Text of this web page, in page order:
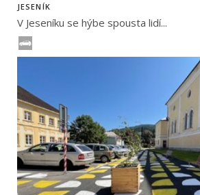
JESENÍK
V Jeseníku se hýbe spousta lidí...